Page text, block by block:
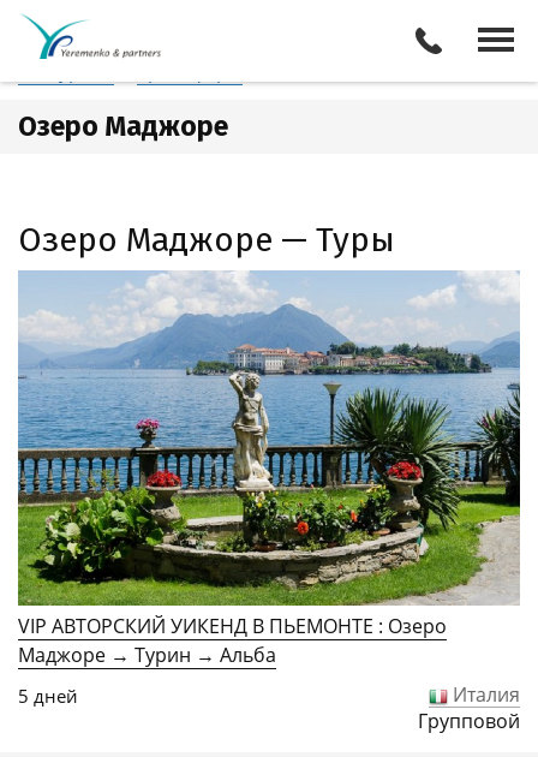
Италия
Все туры
Озеро Маджоре
Озеро Маджоре — Туры
VIP АВТОРСКИЙ УИКЕНД В ПЬЕМОНТЕ : Озеро
Маджоре → Турин → Альба
5 дней
Италия
Групповой